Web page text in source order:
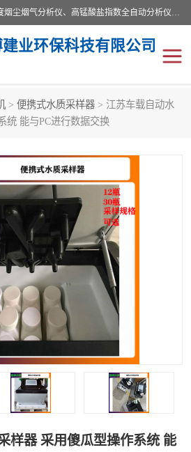
青岛路博环保公司主营：低浓度烟尘烟气分析仪、高锰酸盐指数全自动分析仪、便携式超声波明渠流量计、便携式水质采样器、恒温恒湿称重系统、手持式油烟检测仪等;是一家集环保科研、设计、生产、维护、销售和系统集成为一体的综合性高科技企业。路博人秉承"科学技术是第一生产力的重要理念，倡导环境友好型的生产、生活和消费方式。
业环保科技有限公司
> 便携式水质采样器 > 江苏车载自动水
统 能与PC进行数据交换
样器 采用傻瓜型操作系统 能
气体检测仪
手持式油烟检测仪
二恶英采集器
LB-8110降水降尘采样器
LB-7035油气回收
量计 大气环境采样器
仪 LB-62便携式烟气分析仪
大气采样器